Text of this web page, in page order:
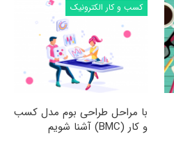
کسب و کار الکترونیک
با مراحل طراحی بوم مدل کسب
و کار (BMC) آشنا شویم